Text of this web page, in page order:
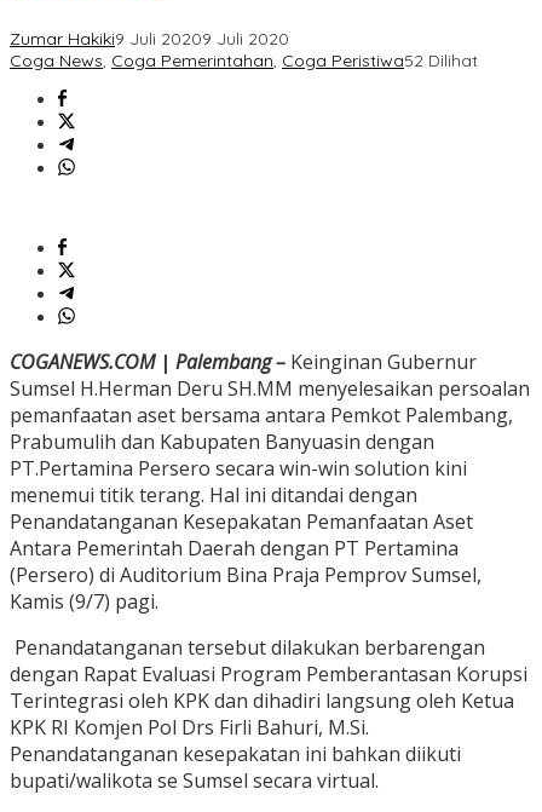
Zumar Hakiki9 Juli 20209 Juli 2020
Coga News, Coga Pemerintahan, Coga Peristiwa52 Dilihat
COGANEWS.COM | Palembang – Keinginan Gubernur
Sumsel H.Herman Deru SH.MM menyelesaikan persoalan
pemanfaatan aset bersama antara Pemkot Palembang,
Prabumulih dan Kabupaten Banyuasin dengan
PT.Pertamina Persero secara win-win solution kini
menemui titik terang. Hal ini ditandai dengan
Penandatanganan Kesepakatan Pemanfaatan Aset
Antara Pemerintah Daerah dengan PT Pertamina
(Persero) di Auditorium Bina Praja Pemprov Sumsel,
Kamis (9/7) pagi.
Penandatanganan tersebut dilakukan berbarengan
dengan Rapat Evaluasi Program Pemberantasan Korupsi
Terintegrasi oleh KPK dan dihadiri langsung oleh Ketua
KPK RI Komjen Pol Drs Firli Bahuri, M.Si.
Penandatanganan kesepakatan ini bahkan diikuti
bupati/walikota se Sumsel secara virtual.